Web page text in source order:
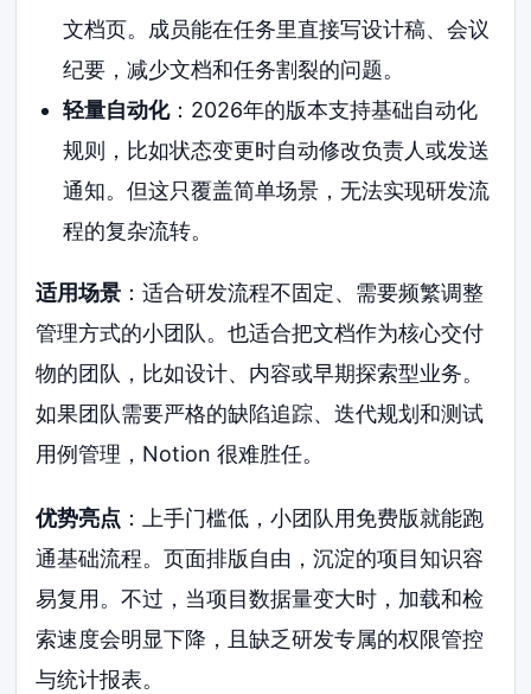
文档页。成员能在任务里直接写设计稿、会议
纪要，减少文档和任务割裂的问题。
轻量自动化：2026年的版本支持基础自动化
规则，比如状态变更时自动修改负责人或发送
通知。但这只覆盖简单场景，无法实现研发流
程的复杂流转。
适用场景 ：适合研发流程不固定、需要频繁调整
管理方式的小团队。也适合把文档作为核心交付
物的团队，比如设计、内容或早期探索型业务。
如果团队需要严格的缺陷追踪、迭代规划和测试
用例管理，Notion 很难胜任。
优势亮点 ：上手门槛低，小团队用免费版就能跑
通基础流程。页面排版自由，沉淀的项目知识容
易复用。不过，当项目数据量变大时，加载和检
索速度会明显下降，且缺乏研发专属的权限管控
与统计报表。